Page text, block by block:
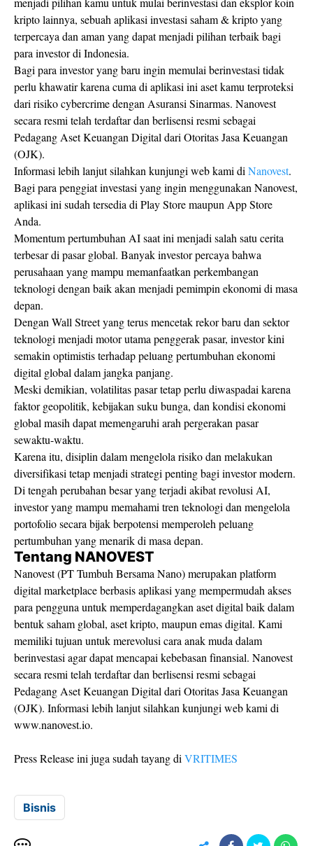
kripto lainnya, sebuah aplikasi investasi saham & kripto yang
terpercaya dan aman yang dapat menjadi pilihan terbaik bagi
para investor di Indonesia.
Bagi para investor yang baru ingin memulai berinvestasi tidak
perlu khawatir karena cuma di aplikasi ini aset kamu terproteksi
dari risiko cybercrime dengan Asuransi Sinarmas. Nanovest
secara resmi telah terdaftar dan berlisensi resmi sebagai
Pedagang Aset Keuangan Digital dari Otoritas Jasa Keuangan
(OJK).
Informasi lebih lanjut silahkan kunjungi web kami di Nanovest.
Bagi para penggiat investasi yang ingin menggunakan Nanovest,
aplikasi ini sudah tersedia di Play Store maupun App Store
Anda.
Momentum pertumbuhan AI saat ini menjadi salah satu cerita
terbesar di pasar global. Banyak investor percaya bahwa
perusahaan yang mampu memanfaatkan perkembangan
teknologi dengan baik akan menjadi pemimpin ekonomi di masa
depan.
Dengan Wall Street yang terus mencetak rekor baru dan sektor
teknologi menjadi motor utama penggerak pasar, investor kini
semakin optimistis terhadap peluang pertumbuhan ekonomi
digital global dalam jangka panjang.
Meski demikian, volatilitas pasar tetap perlu diwaspadai karena
faktor geopolitik, kebijakan suku bunga, dan kondisi ekonomi
global masih dapat memengaruhi arah pergerakan pasar
sewaktu-waktu.
Karena itu, disiplin dalam mengelola risiko dan melakukan
diversifikasi tetap menjadi strategi penting bagi investor modern.
Di tengah perubahan besar yang terjadi akibat revolusi AI,
investor yang mampu memahami tren teknologi dan mengelola
portofolio secara bijak berpotensi memperoleh peluang
pertumbuhan yang menarik di masa depan.
Tentang NANOVEST
Nanovest (PT Tumbuh Bersama Nano) merupakan platform
digital marketplace berbasis aplikasi yang mempermudah akses
para pengguna untuk memperdagangkan aset digital baik dalam
bentuk saham global, aset kripto, maupun emas digital. Kami
memiliki tujuan untuk merevolusi cara anak muda dalam
berinvestasi agar dapat mencapai kebebasan finansial. Nanovest
secara resmi telah terdaftar dan berlisensi resmi sebagai
Pedagang Aset Keuangan Digital dari Otoritas Jasa Keuangan
(OJK). Informasi lebih lanjut silahkan kunjungi web kami di
www.nanovest.io.
Press Release ini juga sudah tayang di VRITIMES
Bisnis